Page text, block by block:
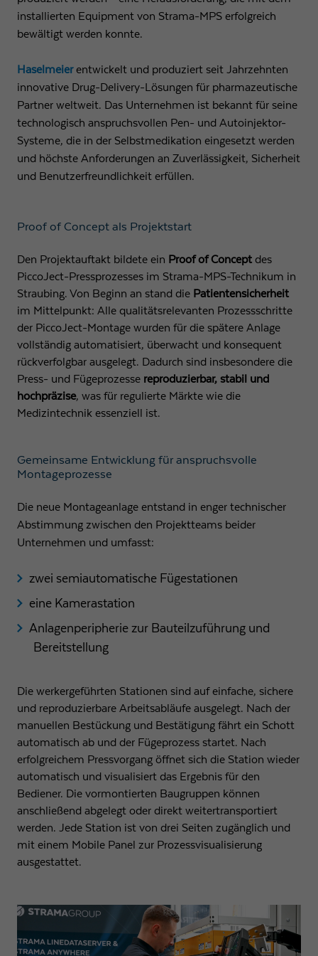
installierten Equipment von Strama-MPS erfolgreich
bewältigt werden konnte.
Haselmeierentwickelt und produziert seit Jahrzehnten
innovative Drug-Delivery-Lösungen für pharmazeutische
Partner weltweit. Das Unternehmen ist bekannt für seine
technologisch anspruchsvollen Pen- und Autoinjektor-
Systeme, die in der Selbstmedikation eingesetzt werden
und höchste Anforderungen an Zuverlässigkeit, Sicherheit
und Benutzerfreundlichkeit erfüllen.
Proof of Concept als Projektstart
Den Projektauftakt bildete ein Proof of Concept des
PiccoJect-Pressprozesses im Strama-MPS-Technikum in
Straubing. Von Beginn an stand die Patientensicherheit
im Mittelpunkt: Alle qualitätsrelevanten Prozessschritte
der PiccoJect-Montage wurden für die spätere Anlage
vollständig automatisiert, überwacht und konsequent
rückverfolgbar ausgelegt. Dadurch sind insbesondere die
Press- und Fügeprozesse reproduzierbar, stabil und
hochpräzise, was für regulierte Märkte wie die
Medizintechnik essenziell ist.
Gemeinsame Entwicklung für anspruchsvolle
Montageprozesse
Die neue Montageanlage entstand in enger technischer
Abstimmung zwischen den Projektteams beider
Unternehmen und umfasst:
zwei semiautomatische Fügestationen
eine Kamerastation
Anlagenperipherie zur Bauteilzuführung und
Bereitstellung
Die werkergeführten Stationen sind auf einfache, sichere
und reproduzierbare Arbeitsabläufe ausgelegt. Nach der
manuellen Bestückung und Bestätigung fährt ein Schott
automatisch ab und der Fügeprozess startet. Nach
erfolgreichem Pressvorgang öffnet sich die Station wieder
automatisch und visualisiert das Ergebnis für den
Bediener. Die vormontierten Baugruppen können
anschließend abgelegt oder direkt weitertransportiert
werden. Jede Station ist von drei Seiten zugänglich und
mit einem Mobile Panel zur Prozessvisualisierung
ausgestattet.
Anbieter Google LLC
Laufzeit
Zweck
Wird von Google Analytics verwendet, um die
Anforderungsrate einzuschränken
Name _gid
Google LLC
Registriert eine eindeutige ID, die verwendet wird,
Website nutzt, zu generieren.